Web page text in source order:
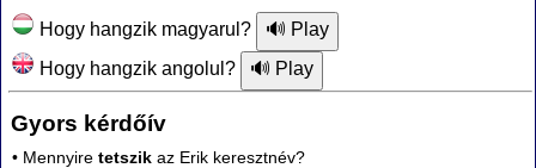
Hogy hangzik magyarul?
Hogy hangzik angolul?
Gyors kérdőív
• Mennyire tetszik az Erik keresztnév?